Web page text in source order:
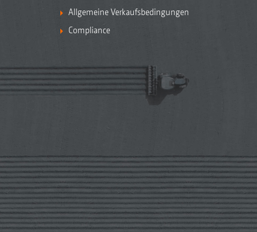
Allgemeine Verkaufsbedingungen
Compliance